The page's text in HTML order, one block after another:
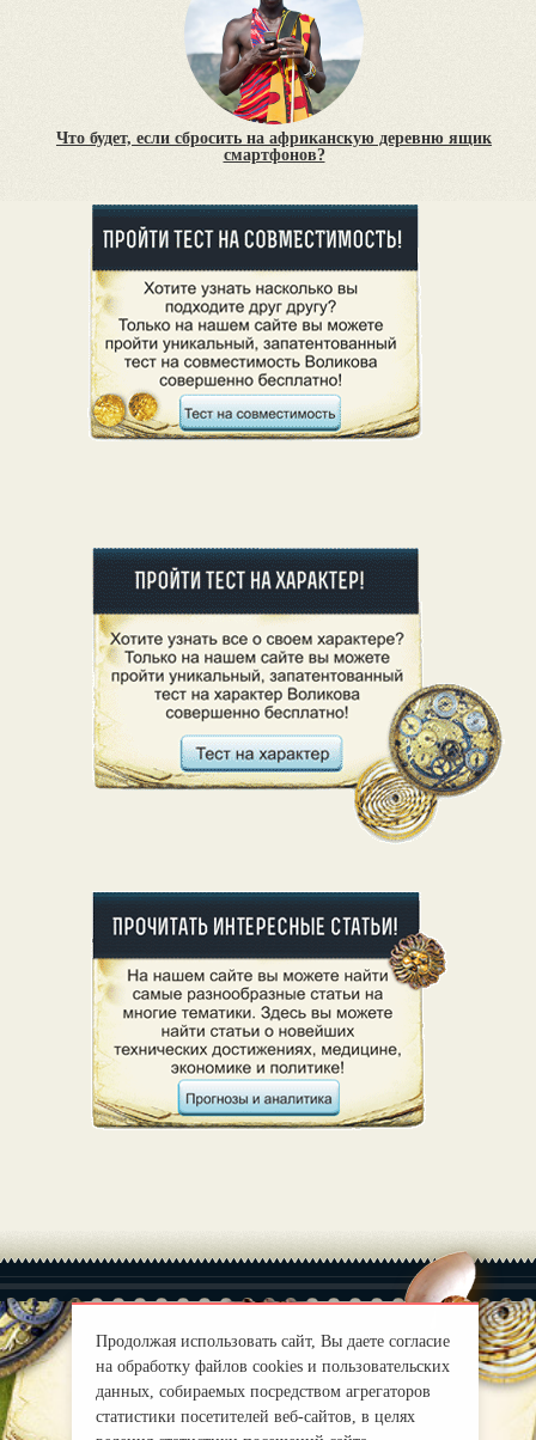
Что будет, если сбросить на африканскую деревню ящик
смартфонов?
О нас |
Правила
mirprognoz@mail.ru
Продолжая использовать сайт, Вы даете согласие
на обработку файлов cookies и пользовательских
данных, собираемых посредством агрегаторов
статистики посетителей веб-сайтов, в целях